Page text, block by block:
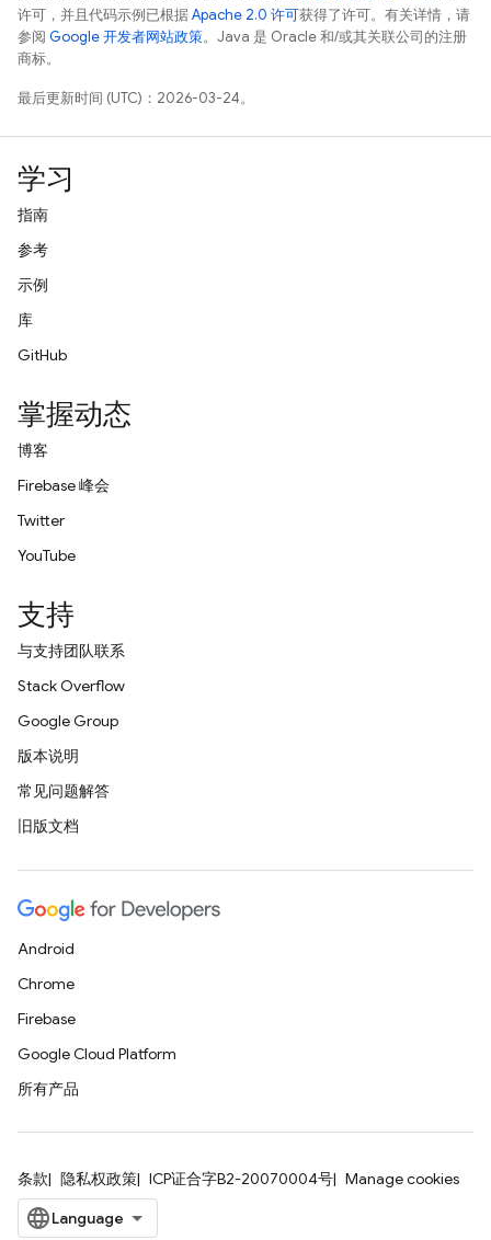
许可，并且代码示例已根据Apache 2.0 许可获得了许可。有关详情，请
参阅 Google 开发者网站政策。Java 是 Oracle 和/或其关联公司的注册
商标。
最后更新时间 (UTC)：2026-03-24。
学习
指南
参考
示例
库
GitHub
掌握动态
博客
Firebase 峰会
Twitter
YouTube
支持
与支持团队联系
Stack Overflow
Google Group
版本说明
常见问题解答
旧版文档
Android
Chrome
Firebase
Google Cloud Platform
所有产品
条款 隐私权政策 ICP证合字B2-20070004号 Manage cookies